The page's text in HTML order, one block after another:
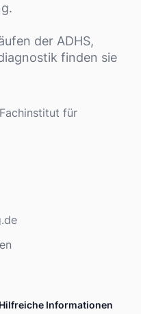
der ADHS,
finden sie
für
Hilfreiche Informationen